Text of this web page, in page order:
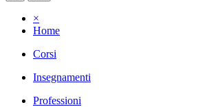
×
Home
Corsi
Insegnamenti
Professioni